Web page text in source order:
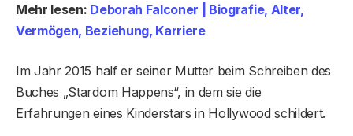
Mehr lesen: Deborah Falconer | Biografie, Alter,
Vermögen, Beziehung, Karriere
Im Jahr 2015 half er seiner Mutter beim Schreiben des
Buches „Stardom Happens“, in dem sie die
Erfahrungen eines Kinderstars in Hollywood schildert.